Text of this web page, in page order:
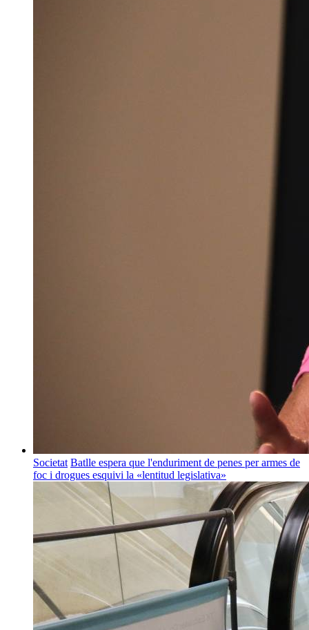
Societat Batlle espera que l'enduriment de penes per armes de
foc i drogues esquivi la «lentitud legislativa»